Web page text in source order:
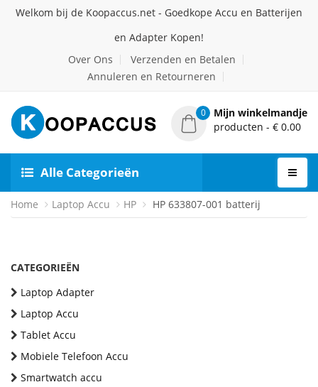
Welkom bij de Koopaccus.net - Goedkope Accu en Batterijen
en Adapter Kopen!
Over Ons
Verzenden en Betalen
Annuleren en Retourneren
0
Mijn winkelmandje
producten - € 0.00
Alle Categorieën
Home Laptop Accu HP HP 633807-001 batterij
CATEGORIEËN
Laptop Adapter
Laptop Accu
Tablet Accu
Mobiele Telefoon Accu
Smartwatch accu